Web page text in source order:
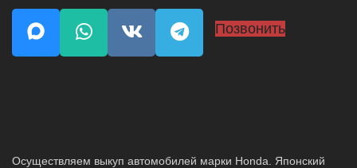
Позвонить
Осуществляем выкуп автомобилей марки Honda. Японский